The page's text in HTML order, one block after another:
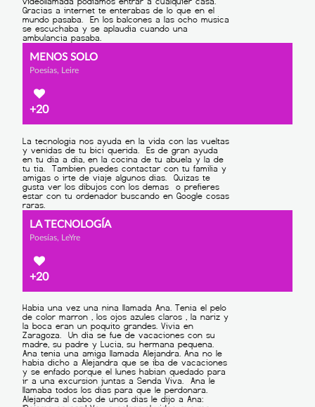
MENOS SOLO
Poesías, Leire
+20
LA TECNOLOGÍA
Poesías, LeYre
+20